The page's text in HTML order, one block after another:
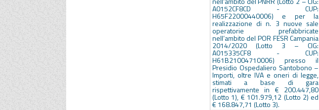
A0152CF8CD - CUP:
H65F22000440006) e per la
realizzazione di n. 3 nuove sale
operatorie prefabbricate
nell’ambito del POR FESR Campania
2014/2020 (Lotto 3 – CIG:
A015335CF8 - CUP:
H61B21004710006) presso il
Presidio Ospedaliero Santobono –
Importi, oltre IVA e oneri di legge,
stimati a base di gara
rispettivamente in € 200.447,80
(Lotto 1), € 101.979,12 (Lotto 2) ed
€ 168.847,71 (Lotto 3).